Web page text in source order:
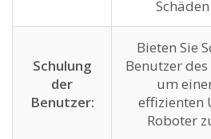
Schulung
der
Benutzer:
Bieten Sie
Benutzer
um
effizienten
Roboter